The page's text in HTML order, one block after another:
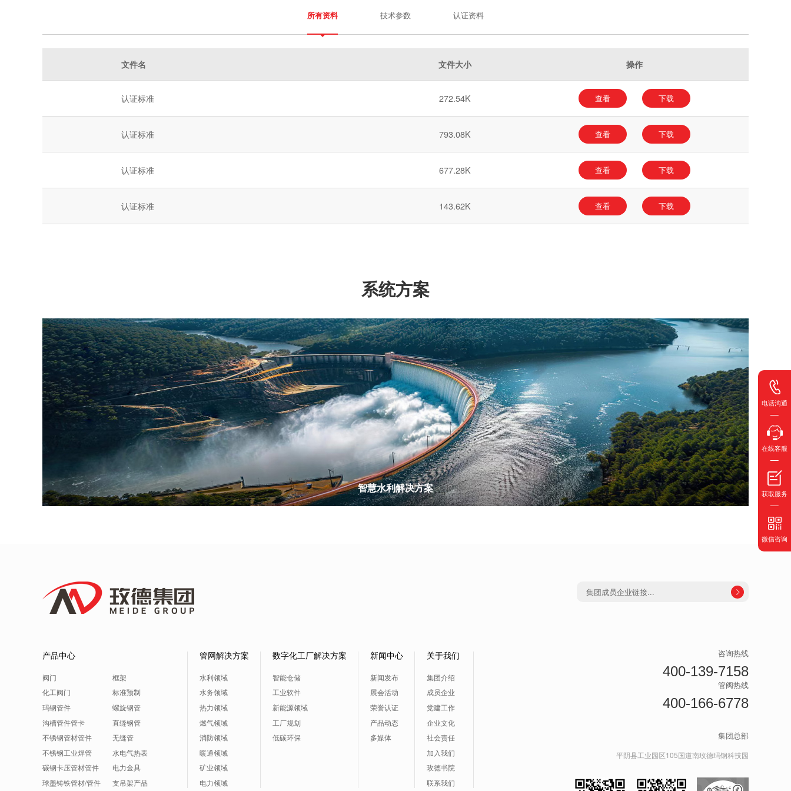
所有资料 技术参数 认证资料
文件名 文件大小 操作
认证标准 272.54K 查看 下载
认证标准 793.08K 查看 下载
认证标准 677.28K 查看 下载
认证标准 143.62K 查看 下载
系统方案
智慧水利解决方案
电话沟通
在线客服
获取服务
微信咨询
集团成员企业链接... 
产品中心
阀门
化工阀门
玛钢管件
沟槽管件管卡
不锈钢管材管件
不锈钢工业焊管
碳钢卡压管材管件
球墨铸铁管材/管件
框架
标准预制
螺旋钢管
直缝钢管
无缝管
水电气热表
电力金具
支吊架产品
管网解决方案
水利领域
水务领域
热力领域
燃气领域
消防领域
暖通领域
矿业领域
电力领域
数字化工厂解决方案
智能仓储
工业软件
新能源领域
工厂规划
低碳环保
新闻中心
新闻发布
展会活动
荣誉认证
产品动态
多媒体
关于我们
集团介绍
成员企业
党建工作
企业文化
社会责任
加入我们
玫德书院
联系我们
咨询热线
400-139-7158
管阀热线
400-166-6778
集团总部
平阴县工业园区105国道南玫德玛钢科技园